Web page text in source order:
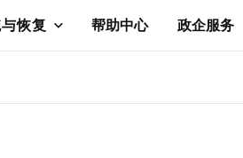
恢复 帮助中心 政企服务